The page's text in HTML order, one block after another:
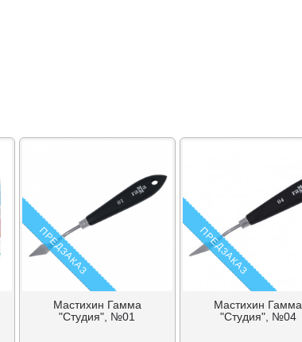
ПРЕДЗАКАЗ
Мастихин Гамма
"Студия", №01
ПРЕДЗАКАЗ
Мастихин Гамма
"Студия", №04